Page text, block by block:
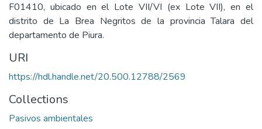
F01410, ubicado en el Lote VII/VI (ex Lote VII), en el
distrito de La Brea Negritos de la provincia Talara del
departamento de Piura.
URI
https://hdl.handle.net/20.500.12788/2569
Collections
Pasivos ambientales